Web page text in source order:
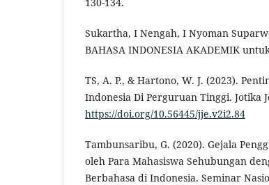
Sukartha, I Nengah, I Nyoman
BAHASA INDONESIA AKADEMIK
TS, A. P., & Hartono, W. J. (2023).
Indonesia Di Perguruan Tinggi. Jotika
https://doi.org/10.56445/jje.v2i2.84
Tambunsaribu, G. (2020). Gejala
oleh Para Mahasiswa Sehubungan
Berbahasa di Indonesia. Seminar